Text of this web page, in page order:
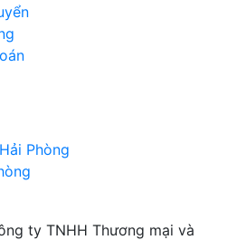
Phòng
ty TNHH Thương mại và